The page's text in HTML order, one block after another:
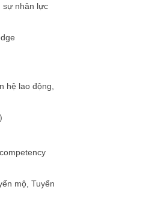
sự nhân lực
hệ lao động,
mộ, Tuyển